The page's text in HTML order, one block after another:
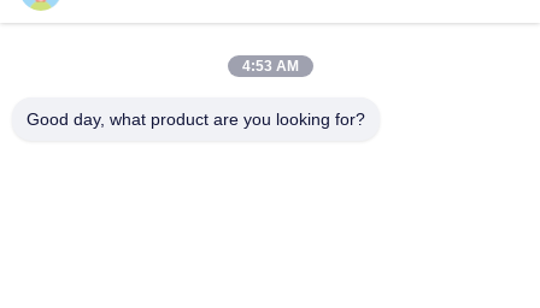
Luar Ruangan 40x30x16cm Kotak Kandang Listrik Tahan Air
Penutup Transparan 500x400x195mm Kandang Plastik yang
4:53 AM
Good day, what product are you looking for?